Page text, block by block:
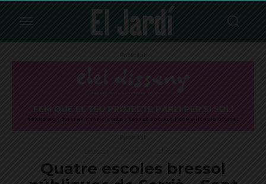
Publicitat
Publicitat
Quatre escoles bressol